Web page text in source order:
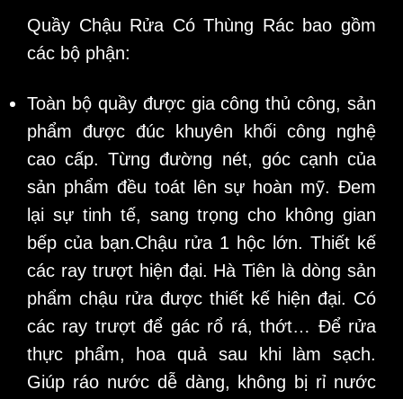
Quầy Chậu Rửa Có Thùng Rác bao gồm
các bộ phận:
Toàn bộ quầy được gia công thủ công, sản
phẩm được đúc khuyên khối công nghệ
cao cấp. Từng đường nét, góc cạnh của
sản phẩm đều toát lên sự hoàn mỹ. Đem
lại sự tinh tế, sang trọng cho không gian
bếp của bạn.Chậu rửa 1 hộc lớn. Thiết kế
các ray trượt hiện đại. Hà Tiên là dòng sản
phẩm chậu rửa được thiết kế hiện đại. Có
các ray trượt để gác rổ rá, thớt… Để rửa
thực phẩm, hoa quả sau khi làm sạch.
Giúp ráo nước dễ dàng, không bị rỉ nước